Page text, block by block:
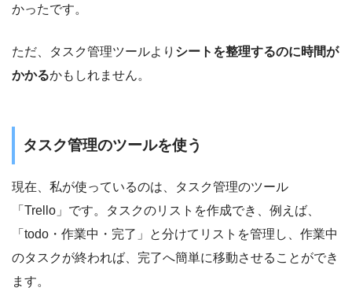
かったです。
ただ、タスク管理ツールより シートを整理するのに時間が
かかるかもしれません。
タスク管理のツールを使う
現在、私が使っているのは、タスク管理のツール
「Trello」です。タスクのリストを作成でき、例えば、
「todo・作業中・完了」と分けてリストを管理し、作業中
のタスクが終われば、完了へ簡単に移動させることができ
ます。